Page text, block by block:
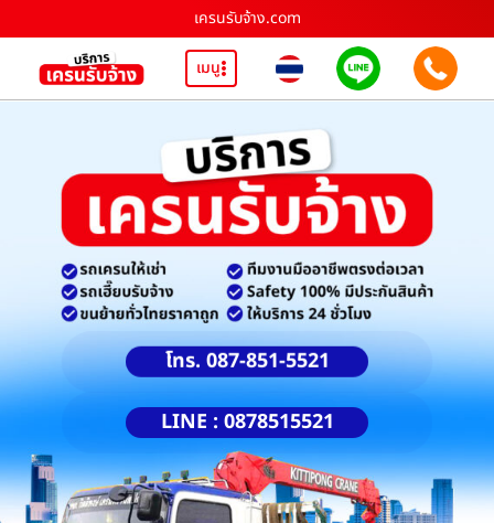
เครนรับจ้าง.com
เมนู
โทร. 087-851-5521
LINE : 0878515521